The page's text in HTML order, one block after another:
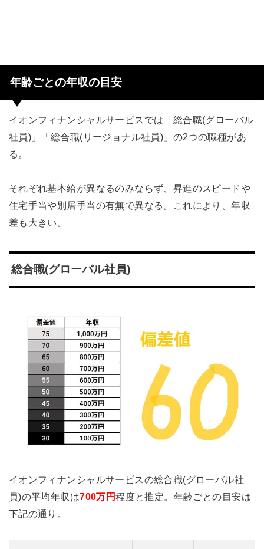
年齢ごとの年収の目安
イオンフィナンシャルサービスでは「総合職(グローバル
社員)」「総合職(リージョナル社員)」の2つの職種があ
る。
それぞれ基本給が異なるのみならず、昇進のスピードや
住宅手当や別居手当の有無で異なる。これにより、年収
差も大きい。
総合職(グローバル社員)
イオンフィナンシャルサービスの総合職(グローバル社
員)の平均年収は700万円程度と推定。年齢ごとの目安は
下記の通り。